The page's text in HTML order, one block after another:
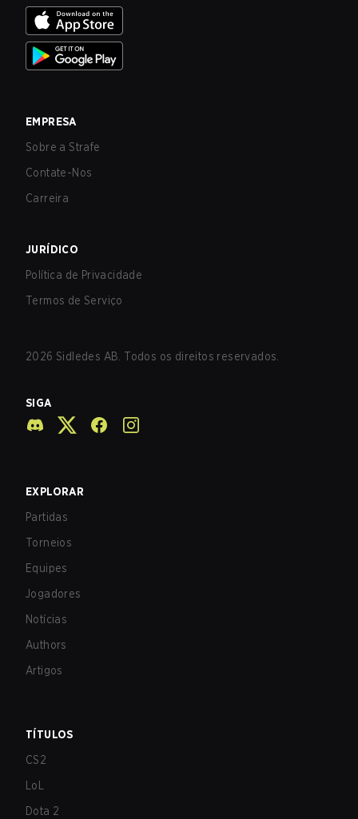
EMPRESA
Sobre a Strafe
Contate-Nos
Carreira
JURÍDICO
Política de Privacidade
Termos de Serviço
2026 Sidledes AB. Todos os direitos reservados.
SIGA
EXPLORAR
Partidas
Torneios
Equipes
Jogadores
Notícias
Authors
Artigos
TÍTULOS
CS2
LoL
Dota 2